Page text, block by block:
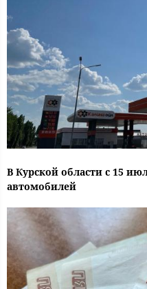
В Курской области с 15
автомобилей